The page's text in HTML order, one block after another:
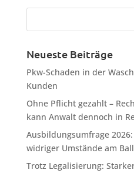
Neueste Beiträge
Pkw-Schaden in der
Kunden
Ohne Pflicht gezahlt –
kann Anwalt dennoch in
Ausbildungsumfrage
widriger Umstände am Ball
Trotz Legalisierung: